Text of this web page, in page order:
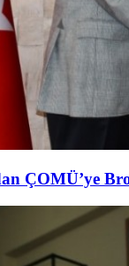
ÇOMÜ’ye